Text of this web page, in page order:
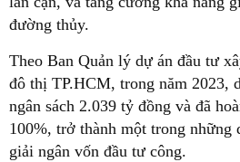
đường thủy.
Theo Ban Quản lý dự án đầu tư
đô thị TP.HCM, trong năm 2023,
ngân sách 2.039 tỷ đồng và đã
100%, trở thành một trong những
giải ngân vốn đầu tư công.